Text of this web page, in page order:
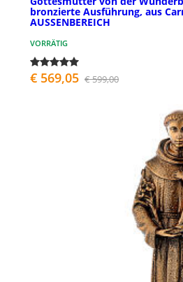
bronzierte Ausführung, aus
AUSSENBEREICH
VORRÄTIG
€ 569,05 € 599,00